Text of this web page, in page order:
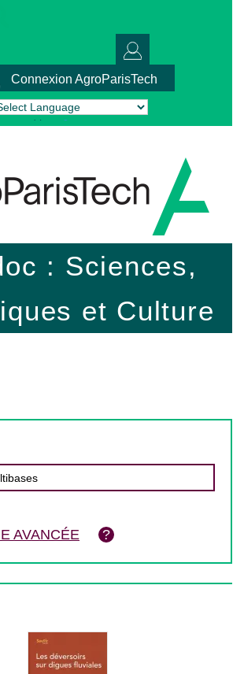
Connexion AgroParisTech
by Translate
: Sciences,
et Culture
AVANCÉE